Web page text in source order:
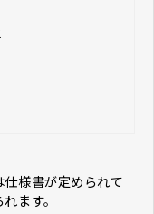
様書が定められて
ます。